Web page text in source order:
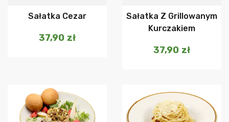
Sałatka Cezar
37,90 zł
Sałatka Z Grillowanym
Kurczakiem
37,90 zł